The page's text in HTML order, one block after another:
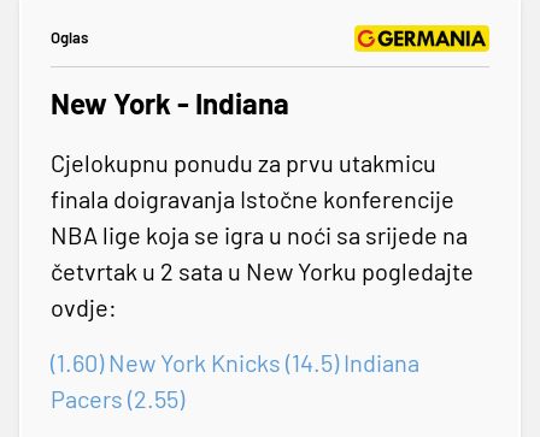
Oglas
New York - Indiana
Cjelokupnu ponudu za prvu utakmicu
finala doigravanja Istočne konferencije
NBA lige koja se igra u noći sa srijede na
četvrtak u 2 sata u New Yorku pogledajte
ovdje:
(1.60) New York Knicks (14.5) Indiana
Pacers (2.55)